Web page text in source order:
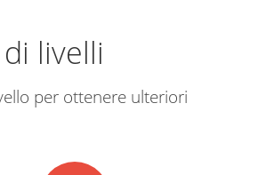
livelli
per ottenere ulteriori